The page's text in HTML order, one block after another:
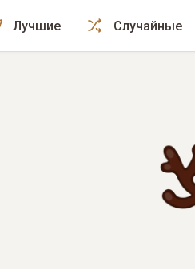
Лучшие Случайные